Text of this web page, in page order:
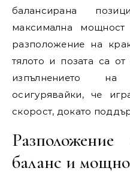
балансирана
максимална
разположение на
тялото и позата са
изпълнението
осигурявайки, че
скорост, докато
баланс и